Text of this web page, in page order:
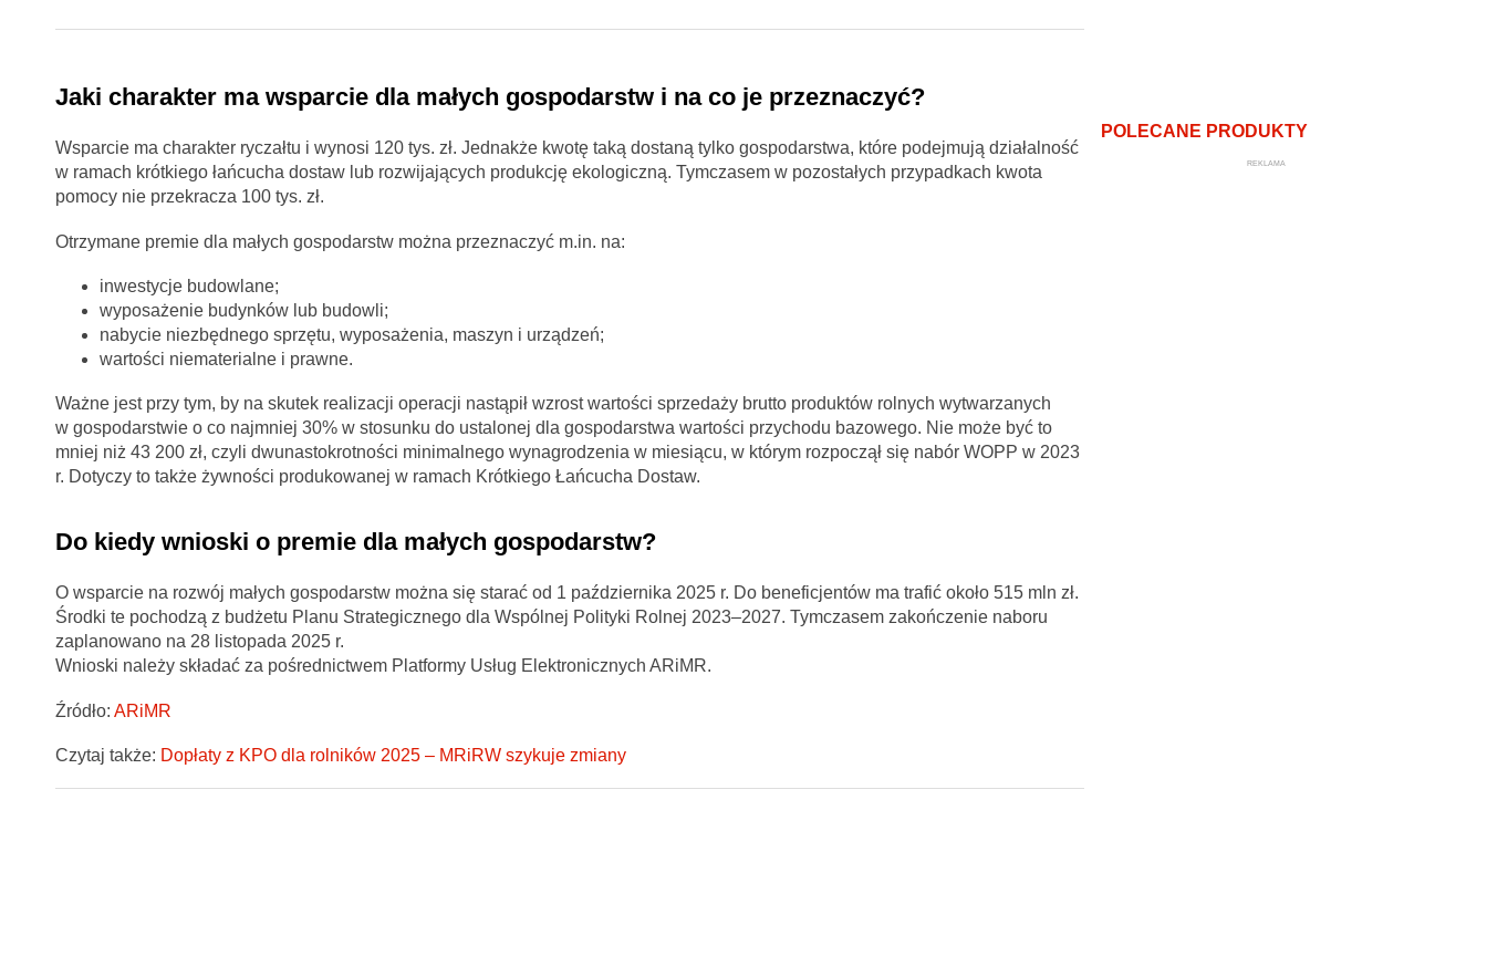
Jaki charakter ma wsparcie dla małych gospodarstw i na co je przeznaczyć?
Wsparcie ma charakter ryczałtu i wynosi 120 tys. zł. Jednakże kwotę taką dostaną tylko gospodarstwa, które podejmują działalność
w ramach krótkiego łańcucha dostaw lub rozwijających produkcję ekologiczną. Tymczasem w pozostałych przypadkach kwota
pomocy nie przekracza 100 tys. zł.
Otrzymane premie dla małych gospodarstw można przeznaczyć m.in. na:
inwestycje budowlane;
wyposażenie budynków lub budowli;
nabycie niezbędnego sprzętu, wyposażenia, maszyn i urządzeń;
wartości niematerialne i prawne.
Ważne jest przy tym, by na skutek realizacji operacji nastąpił wzrost wartości sprzedaży brutto produktów rolnych wytwarzanych
w gospodarstwie o co najmniej 30% w stosunku do ustalonej dla gospodarstwa wartości przychodu bazowego. Nie może być to
mniej niż 43 200 zł, czyli dwunastokrotności minimalnego wynagrodzenia w miesiącu, w którym rozpoczął się nabór WOPP w 2023
r. Dotyczy to także żywności produkowanej w ramach Krótkiego Łańcucha Dostaw.
Do kiedy wnioski o premie dla małych gospodarstw?
O wsparcie na rozwój małych gospodarstw można się starać od 1 października 2025 r. Do beneficjentów ma trafić około 515 mln zł.
Środki te pochodzą z budżetu Planu Strategicznego dla Wspólnej Polityki Rolnej 2023–2027. Tymczasem zakończenie naboru
zaplanowano na 28 listopada 2025 r.
Wnioski należy składać za pośrednictwem Platformy Usług Elektronicznych ARiMR.
Źródło: ARiMR
Czytaj także: Dopłaty z KPO dla rolników 2025 – MRiRW szykuje zmiany
POLECANE PRODUKTY
REKLAMA